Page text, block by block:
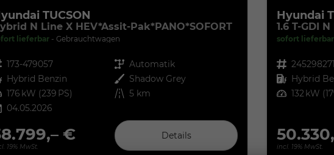
TUCSON
N Line X HEV*Assit-Pak*PANO*SOFORT
lieferbar Gebrauchtwagen
173-479057 Getriebe Automatik
Hybrid Benzin Außenfarbe Shadow Grey
176 kW (239 PS) Kilometerstand 5 km
04.05.2026
€
19% MwSt.
Details
Hyundai
1.6 T-GDI
sofort lieferbar
Fahrzeugnr.
Kraftstoff Hybrid
Leistung 132 kW
incl. 19% MwSt.